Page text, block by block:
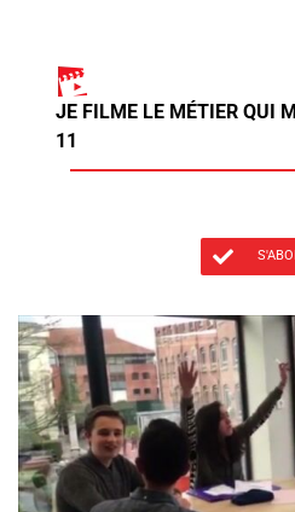
JE FILME LE MÉTIER QUI
11